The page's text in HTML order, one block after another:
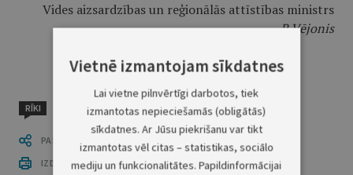
Vides aizsardzības un reģionālās attīstības ministrs
R.Vējonis
RĪKI
PASTĀSTI CITIEM
IZDRUKĀT PUBLIKĀCIJU
Vietnē izmantojam sīkdatnes
Lai vietne pilnvērtīgi darbotos, tiek
izmantotas nepieciešamās (obligātās)
sīkdatnes. Ar Jūsu piekrišanu var tikt
izmantotas vēl citas – statistikas, sociālo
mediju un funkcionalitātes. Papildinformācijai